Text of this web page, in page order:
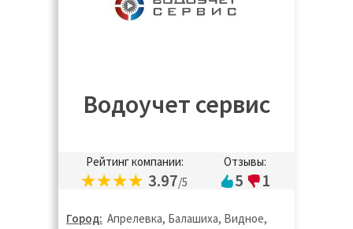
Пушкино, Реутов, Ростов-на Дону,
Водоучет сервис
Рейтинг компании:
3.97/5
Отзывы:
5 1
Город: Апрелевка, Балашиха, Видное,